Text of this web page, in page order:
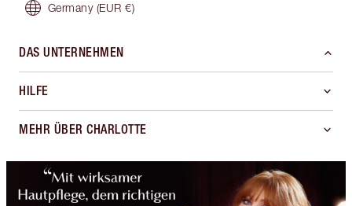
Germany (EUR €)
DAS UNTERNEHMEN
HILFE
MEHR ÜBER CHARLOTTE